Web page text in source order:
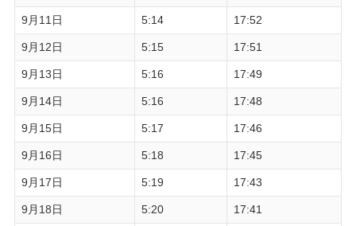
9月11日 5:14 17:52
9月12日 5:15 17:51
9月13日 5:16 17:49
9月14日 5:16 17:48
9月15日 5:17 17:46
9月16日 5:18 17:45
9月17日 5:19 17:43
9月18日 5:20 17:41